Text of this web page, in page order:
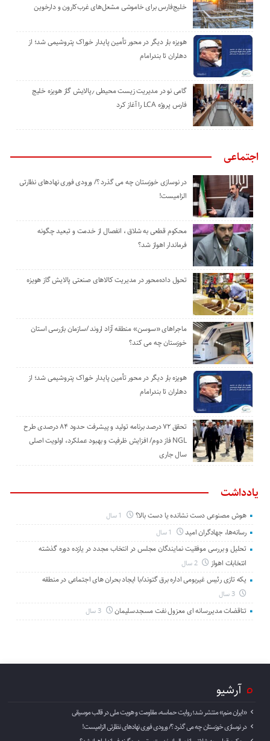
خلیج‌فارس برای خاموشی مشعل‌های غرب‌کارون و دارخوین
هویزه بار دیگر در محور تأمین پایدار خوراک پتروشیمی شد؛ از
دهلران تا بندرامام
گامی نو در مدیریت زیست ‌محیطی ٫پالایش گاز هویزه خلیج
‌فارس پروژه LCA را آغاز کرد
اجتماعی
در نوسازی خوزستان چه می گذرد ؟/ ورودی فوری نهادهای نظارتی
الزامیست!
محکوم قطعی به شلاق ، انفصال از خدمت و تبعید چگونه
فرماندار اهواز شد؟
تحول داده‌محور در مدیریت کالاهای صنعتی پالایش گاز هویزه
ماجراهای «سوسن» منطقه آزاد اروند /سازمان بازرسی استان
خوزستان چه می کند؟
هویزه بار دیگر در محور تأمین پایدار خوراک پتروشیمی شد؛ از
دهلران تا بندرامام
تحقق ۷۲ درصد برنامه تولید و پیشرفت حدود ۸۴ درصدی طرح
NGL فاز دوم/ افزایش ظرفیت و بهبود عملکرد، اولویت اصلی
سال جاری
یادداشت
هوش مصنوعی دست نشانده یا دست بالا؟
رسانه‌ها، جهادگران امید
تحلیل و بررسی موفقیت نمایندگان مجلس در انتخاب مجدد در یازده دوره گذشته
انتخابات اهواز
2 سال
یکه تازی رئیس غیربومی اداره برق گتوند/با ایجاد بحران های اجتماعی در منطقه
3 سال
تناقضات مدیررسانه ای معزول نفت مسجدسلیمان 3 سال
آرشیو
«ایران منم» منتشر شد؛ روایت حماسه، مقاومت و هویت ملی در قالب موسیقی
در نوسازی خوزستان چه می گذرد ؟/ ورودی فوری نهادهای نظارتی الزامیست!